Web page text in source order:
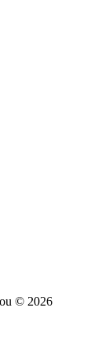
© 2026